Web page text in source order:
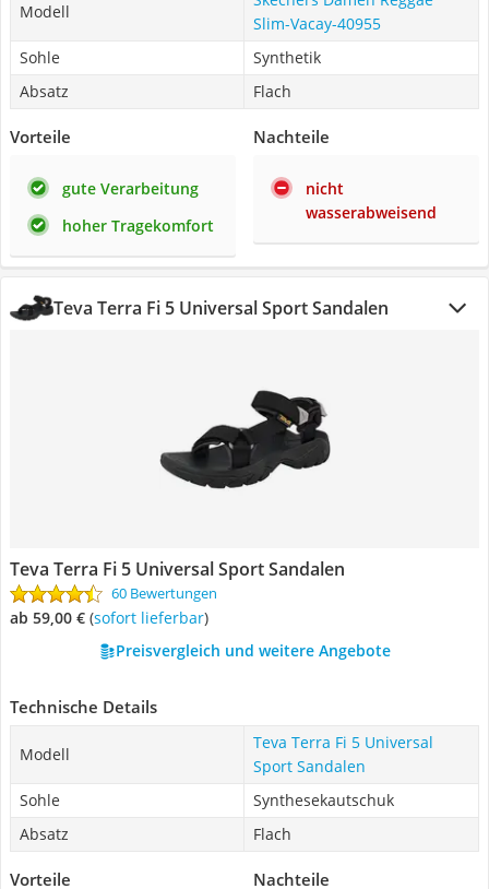
Modell
Slim-Vacay-40955
Sohle
Synthetik
Absatz
Flach
Vorteile
gute Verarbeitung
hoher Tragekomfort
Nachteile
nicht
wasserabweisend
Teva Terra Fi 5 Universal Sport Sandalen
Teva Terra Fi 5 Universal Sport Sandalen
60 Bewertungen
ab 59,00 € ( Sofort lieferbar)
Preisvergleich und weitere Angebote
Technische Details
Modell
Teva Terra Fi 5 Universal
Sport Sandalen
Sohle
Synthesekautschuk
Absatz
Flach
Vorteile Nachteile